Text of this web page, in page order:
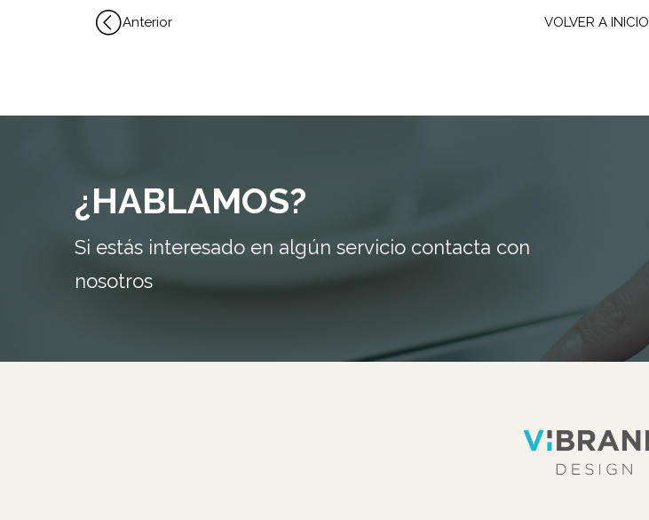
Anterior VOLVER A INICIO
¿HABLAMOS?
Si estás interesado en algún servicio contacta con
nosotros